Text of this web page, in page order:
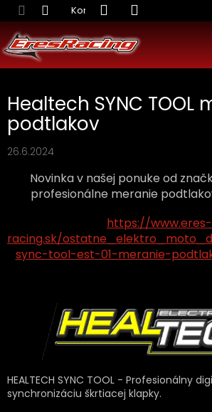
Prejsť
na
obsah
Kontakt Obchodné
Healtech SYNC TOOL
podtlakov
26.6.2024
Novinka v našej ponuke od
profesionálne meranie
https://www.eres-
racing.sk/
sync-tool-est-01-meranie-
HEALTECH SYNC TOOL - Profesionálny
synchronizáciu škrtiacej klapky.